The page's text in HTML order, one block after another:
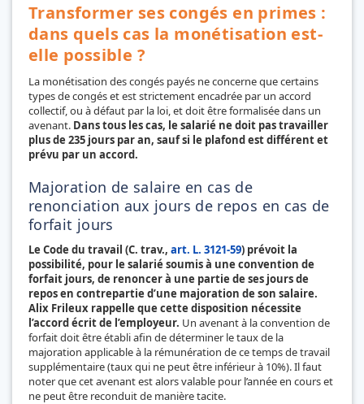
Transformer ses congés en primes :
dans quels cas la monétisation est-
elle possible ?
La monétisation des congés payés ne concerne que certains
types de congés et est strictement encadrée par un accord
collectif, ou à défaut par la loi, et doit être formalisée dans un
avenant. Dans tous les cas, le salarié ne doit pas travailler
plus de 235 jours par an, sauf si le plafond est différent et
prévu par un accord.
Majoration de salaire en cas de
renonciation aux jours de repos en cas de
forfait jours
Le Code du travail (C. trav., art. L. 3121-59) prévoit la
possibilité, pour le salarié soumis à une convention de
forfait jours, de renoncer à une partie de ses jours de
repos en contrepartie d’une majoration de son salaire.
Alix Frileux rappelle que cette disposition nécessite
l’accord écrit de l’employeur. Un avenant à la convention de
forfait doit être établi afin de déterminer le taux de la
majoration applicable à la rémunération de ce temps de travail
supplémentaire (taux qui ne peut être inférieur à 10%). Il faut
noter que cet avenant est alors valable pour l’année en cours et
ne peut être reconduit de manière tacite.